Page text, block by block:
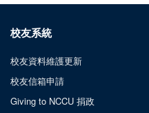
校友系統
校友資料維護更新
校友信箱申請
Giving to NCCU 捐政